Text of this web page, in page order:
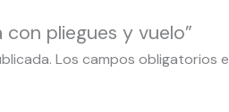
pliegues y vuelo”
Los campos obligatorios